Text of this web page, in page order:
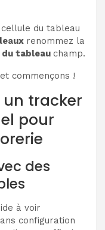
du tableau
renommez la
du tableau champ.
commençons !
un tracker
pour
des
à voir
configuration